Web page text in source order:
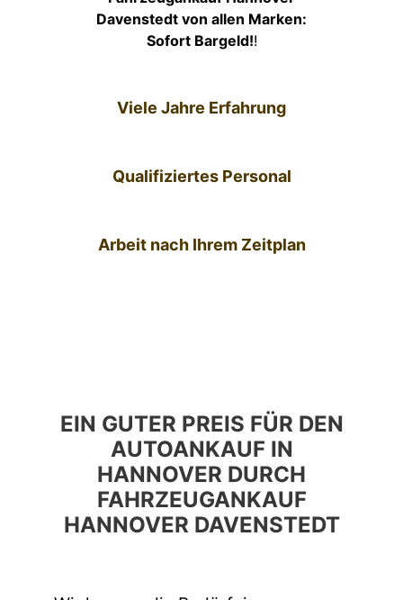
Davenstedt von allen Marken:
Sofort Bargeld!!
Viele Jahre Erfahrung
Qualifiziertes Personal
Arbeit nach Ihrem Zeitplan
EIN GUTER PREIS FÜR DEN
AUTOANKAUF IN
HANNOVER DURCH
FAHRZEUGANKAUF
HANNOVER DAVENSTEDT